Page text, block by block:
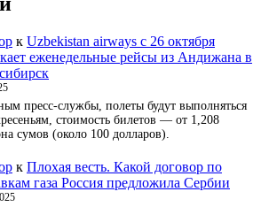
к Uzbekistan airways с 26 октября
еженедельные рейсы из Андижана в
пресс-службы, полеты будут выполняться
стоимость билетов — от 1,208
сумов (около 100 долларов).
к Плохая весть. Какой договор по
газа Россия предложила Сербии